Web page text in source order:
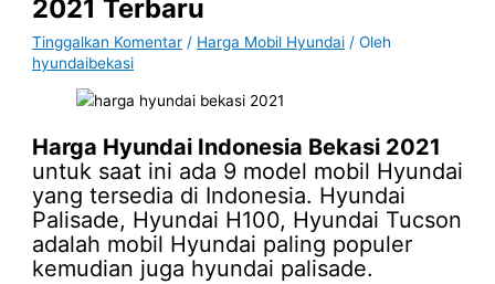
2021 Terbaru
Tinggalkan Komentar / Harga Mobil Hyundai / Oleh
hyundaibekasi
Harga Hyundai Indonesia Bekasi 2021
untuk saat ini ada 9 model mobil Hyundai
yang tersedia di Indonesia. Hyundai
Palisade, Hyundai H100, Hyundai Tucson
adalah mobil Hyundai paling populer
kemudian juga hyundai palisade.